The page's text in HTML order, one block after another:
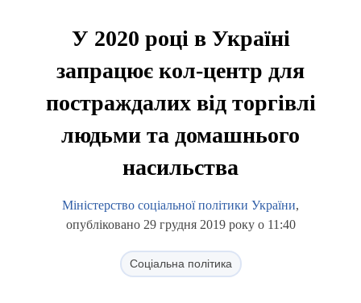
У 2020 році в Україні
запрацює кол-центр для
постраждалих від торгівлі
людьми та домашнього
насильства
Міністерство соціальної політики України,
опубліковано 29 грудня 2019 року о 11:40
Соціальна політика